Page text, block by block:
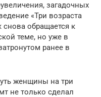
загадочных
«Три возраста
обращается к
теме, но уже в
ранее в
женщины на три
не только сделал